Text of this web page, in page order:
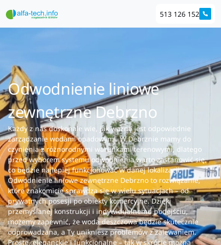
513 126 152
Odwodnienie liniowe
zewnętrzne Debrzno
Każdy z nas doskonale wie, jak ważne jest odpowiednie
zarządzanie wodami opadowymi. W Debrznie mamy do
czynienia z różnorodnymi warunkami terenowymi, dlatego
przed wyborem systemu odwodnienia warto zastanowić się,
co będzie najlepiej funkcjonować w danej lokalizacji.
Odwodnienie liniowe zewnętrzne Debrzno to rozwiązanie,
które znakomicie sprawdza się w wielu sytuacjach – od
prywatnych posesji po obiekty komercyjne. Dzięki
przemyślanej konstrukcji i indywidualnemu podejściu,
możemy zapewnić, że woda deszczowa będzie skutecznie
odprowadzana, a Ty unikniesz problemów z zalewaniem.
Proste, eleganckie i funkcjonalne – tak w skrócie można